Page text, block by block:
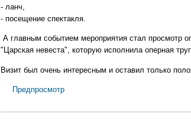
- ланч,
- посещение спектакля.
А главным событием мероприятия стал просмотр
"Царская невеста", которую исполнила оперная
Визит был очень интересным и оставил только
Предпросмотр